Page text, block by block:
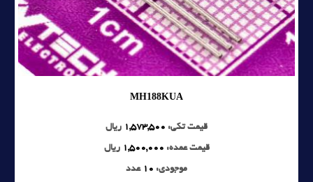
MH188KUA
قیمت تکی: 1,573,500 ریال
قیمت عمده: 1,500,000 ریال
موجودی: 10 عدد